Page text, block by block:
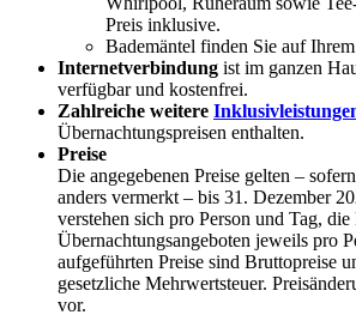
Preis inklusive.
Bademäntel finden Sie auf
Internetverbindung ist im ganzen
verfügbar und kostenfrei.
Zahlreiche weitere
Übernachtungspreisen enthalten.
Preise
Die angegebenen Preise gelten –
anders vermerkt – bis 31. Dezember
verstehen sich pro Person und Tag, die
Übernachtungsangeboten jeweils pro
aufgeführten Preise sind Bruttopreise
gesetzliche Mehrwertsteuer.
vor.